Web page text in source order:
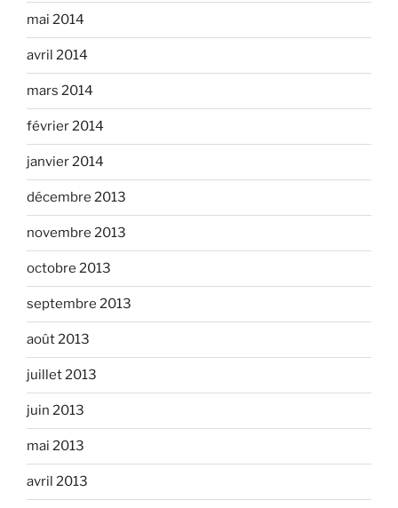
mai 2014
avril 2014
mars 2014
février 2014
janvier 2014
décembre 2013
novembre 2013
octobre 2013
septembre 2013
août 2013
juillet 2013
juin 2013
mai 2013
avril 2013